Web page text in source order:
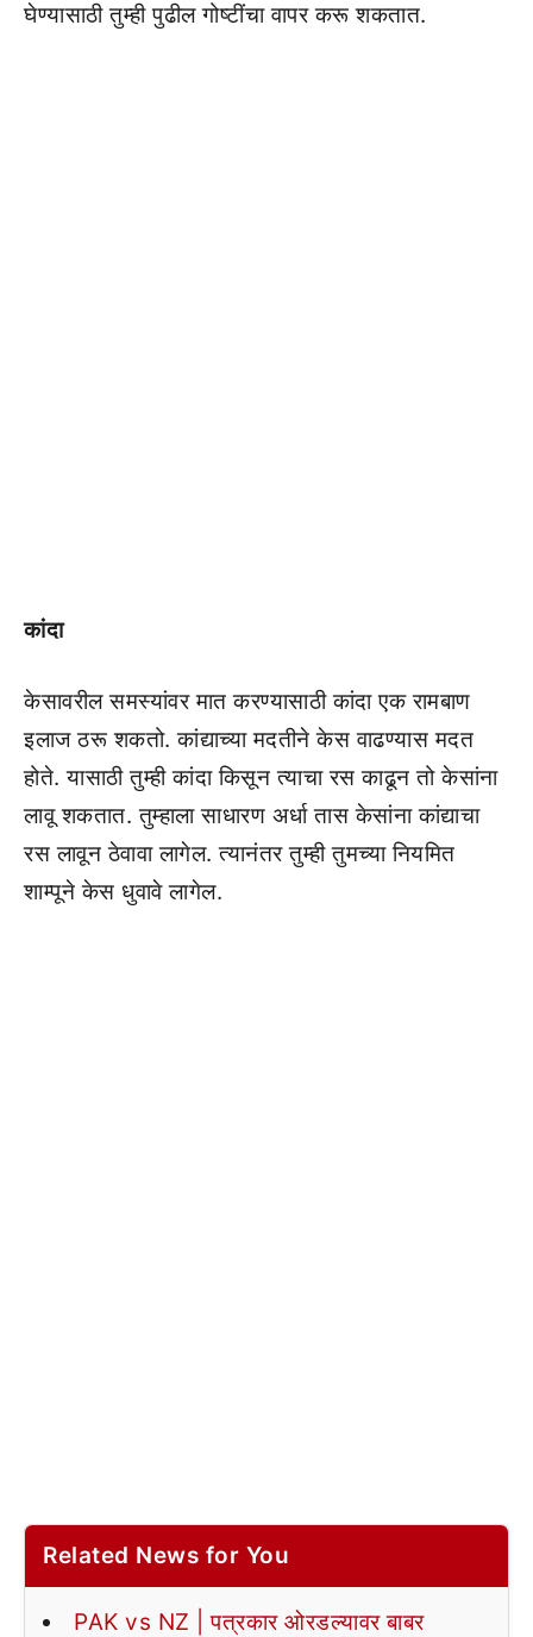
घेण्यासाठी तुम्ही पुढील गोष्टींचा वापर करू शकतात.
कांदा
केसावरील समस्यांवर मात करण्यासाठी कांदा एक रामबाण
इलाज ठरू शकतो. कांद्याच्या मदतीने केस वाढण्यास मदत
होते. यासाठी तुम्ही कांदा किसून त्याचा रस काढून तो केसांना
लावू शकतात. तुम्हाला साधारण अर्धा तास केसांना कांद्याचा
रस लावून ठेवावा लागेल. त्यानंतर तुम्ही तुमच्या नियमित
शाम्पूने केस धुवावे लागेल.
Related News for You
PAK vs NZ | पत्रकार ओरडल्यावर बाबर